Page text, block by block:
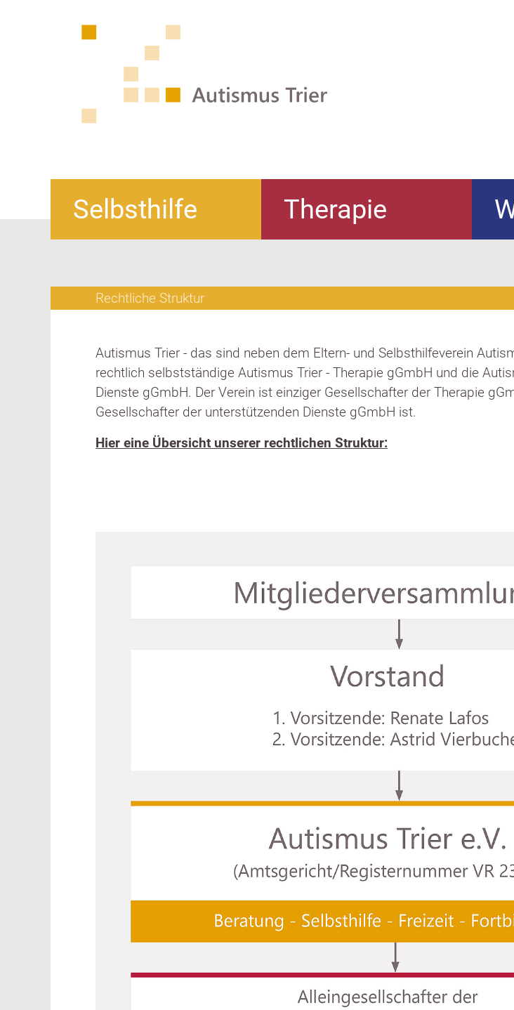
Selbsthilfe Therapie
Rechtliche Struktur
Autismus Trier - das sind neben dem Eltern- und Selbsthilfeverein
rechtlich selbstständige Autismus Trier - Therapie gGmbH und die
Dienste gGmbH. Der Verein ist einziger Gesellschafter der Therapie
Gesellschafter der unterstützenden Dienste gGmbH ist.
Hier eine Übersicht unserer rechtlichen Struktur: